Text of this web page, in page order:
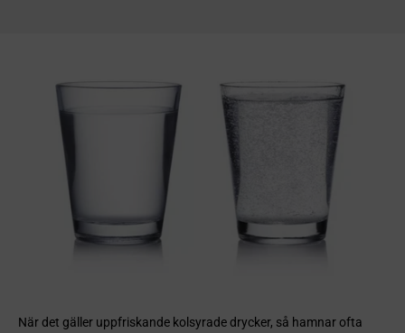
När det gäller uppfriskande kolsyrade drycker, så hamnar ofta